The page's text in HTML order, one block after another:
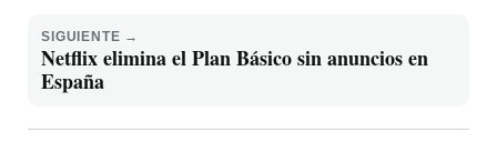
SIGUIENTE →
Netflix elimina el Plan Básico sin anuncios en
España